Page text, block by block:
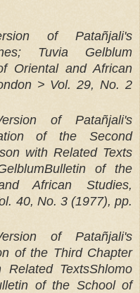
of Patañjali's
Tuvia Gelblum
Oriental and African
> Vol. 29, No. 2
of Patañjali's
of the Second
with Related Texts
Bulletin of the
African Studies,
40, No. 3 (1977), pp.
of Patañjali's
of the Third Chapter
Texts Shlomo
of the School of